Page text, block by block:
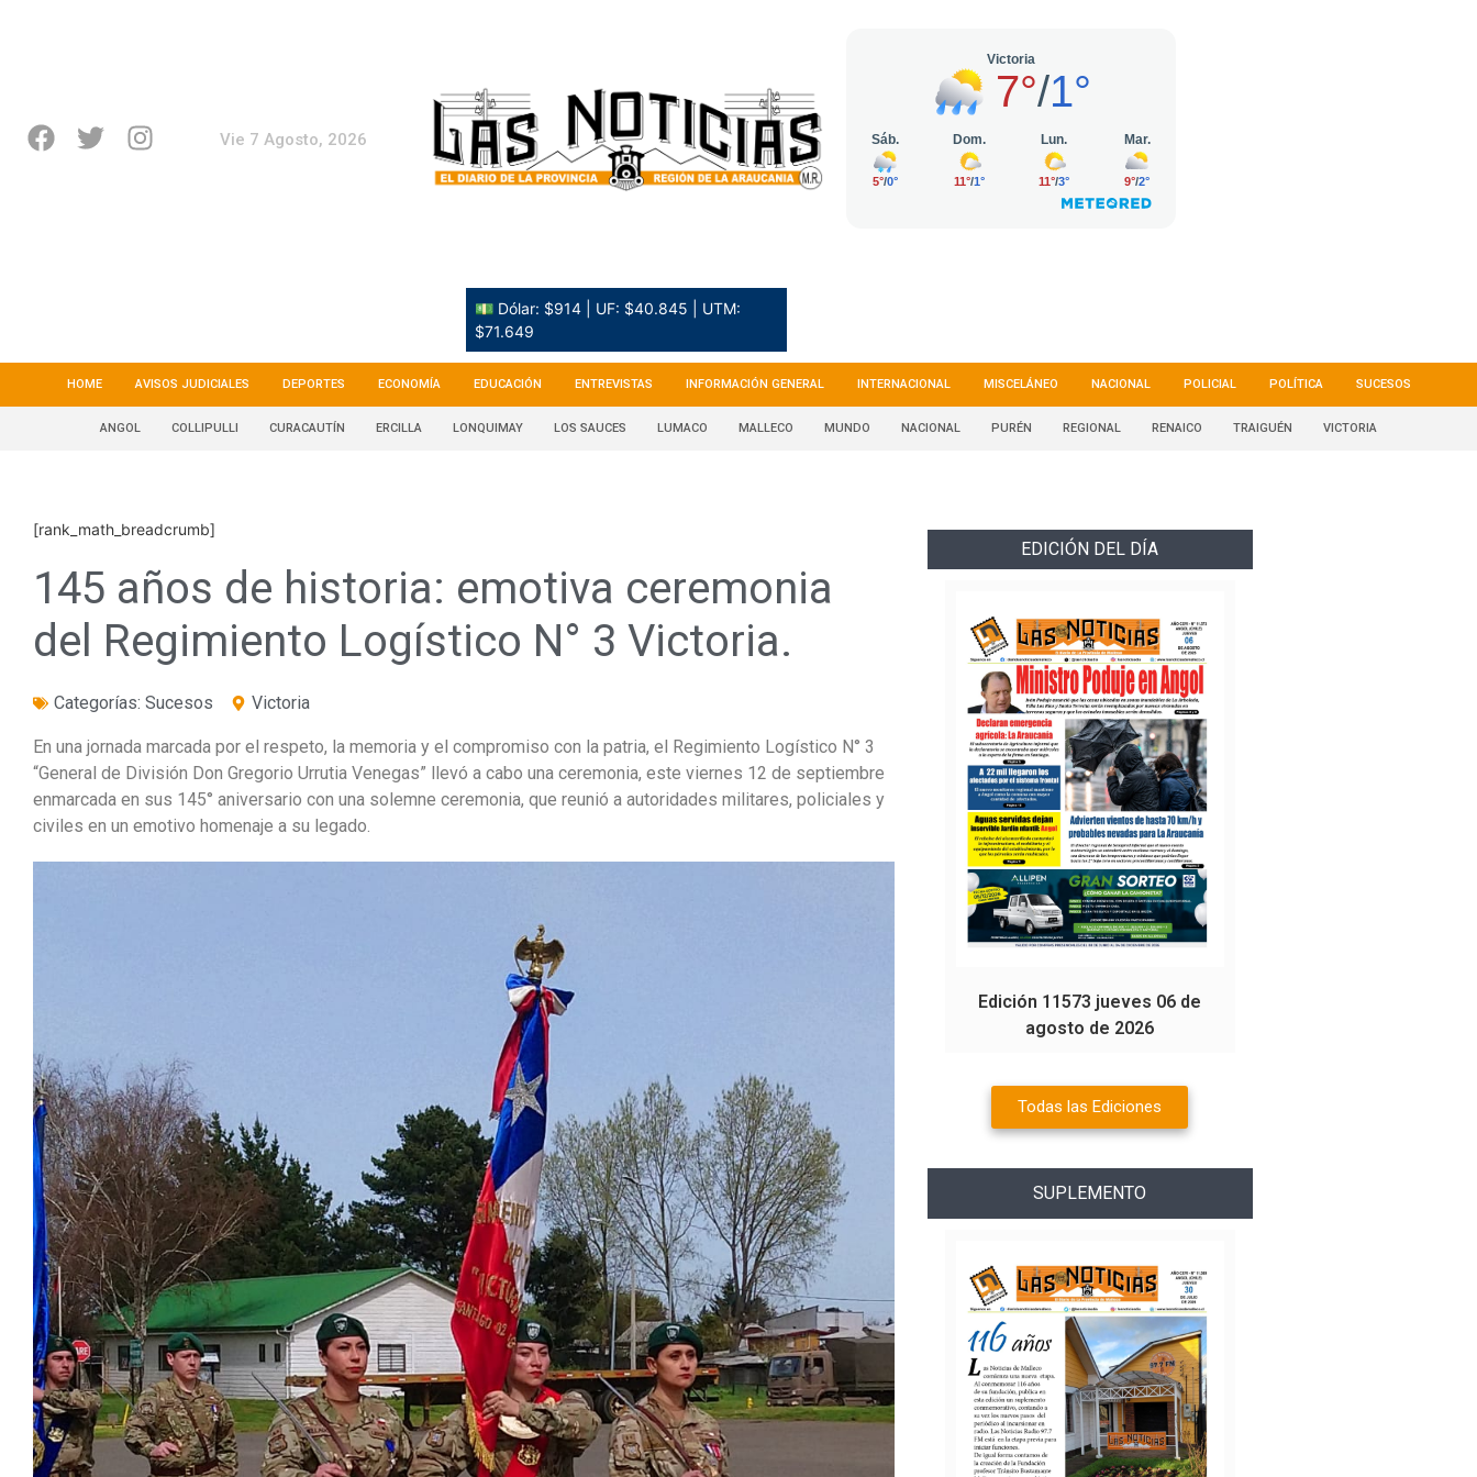
Vie 7 Agosto, 2026
💵 Dólar: $914 | UF: $40.845 | UTM:
$71.649
HOME AVISOS JUDICIALES DEPORTES ECONOMÍA EDUCACIÓN ENTREVISTAS INFORMACIÓN GENERAL INTERNACIONAL MISCELÁNEO NACIONAL POLICIAL POLÍTICA SUCESOS
ANGOL COLLIPULLI CURACAUTÍN ERCILLA LONQUIMAY LOS SAUCES LUMACO MALLECO MUNDO NACIONAL PURÉN REGIONAL RENAICO TRAIGUÉN VICTORIA
[rank_math_breadcrumb]
145 años de historia: emotiva ceremonia
del Regimiento Logístico N° 3 Victoria.
Categorías: Sucesos Victoria
En una jornada marcada por el respeto, la memoria y el compromiso con la patria, el Regimiento Logístico N° 3
“General de División Don Gregorio Urrutia Venegas” llevó a cabo una ceremonia, este viernes 12 de septiembre
enmarcada en sus 145° aniversario con una solemne ceremonia, que reunió a autoridades militares, policiales y
civiles en un emotivo homenaje a su legado.
EDICIÓN DEL DÍA
Edición 11573 jueves 06 de
agosto de 2026
Todas las Ediciones
SUPLEMENTO